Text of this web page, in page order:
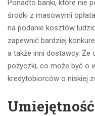
Ponadto banki, które nie
środki z masowymi
na podanie kosztów
zapewnić bardziej
a także inni dostawcy.
pożyczki, co może być o
kredytobiorców o niskiej
Umiejętność